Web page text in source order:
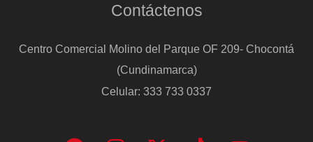
Contáctenos
Centro Comercial Molino del Parque OF 209- Chocontá
(Cundinamarca)
Celular: 333 733 0337